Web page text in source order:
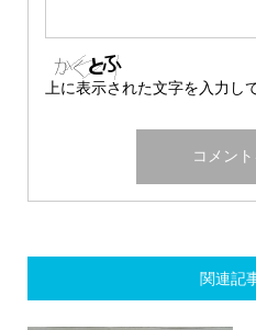
上に表示された文字を入力し
関連記